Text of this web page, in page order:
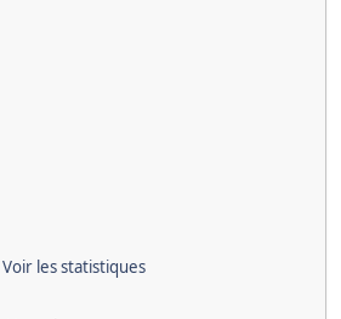
Voir les statistiques